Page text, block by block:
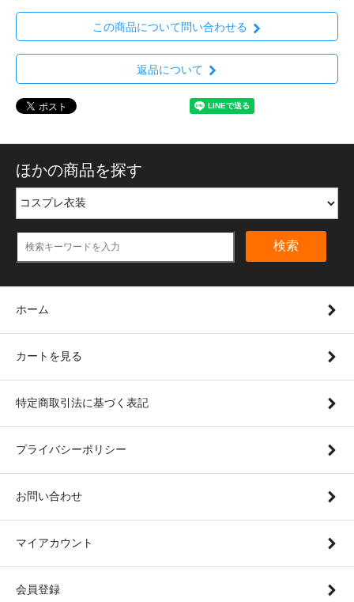
この商品について問い合わせる
返品について
ほかの商品を探す
検索
ホーム
カートを見る
特定商取引法に基づく表記
プライバシーポリシー
お問い合わせ
マイアカウント
会員登録